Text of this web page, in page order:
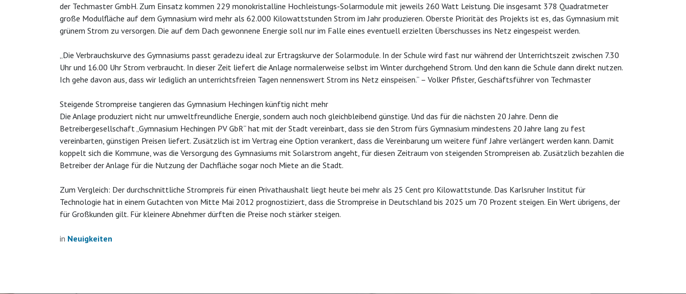
der Techmaster GmbH. Zum Einsatz kommen 229 monokristalline Hochleistungs-Solarmodule mit jeweils 260 Watt Leistung. Die insgesamt 378 Quadratmeter
große Modulfläche auf dem Gymnasium wird mehr als 62.000 Kilowattstunden Strom im Jahr produzieren. Oberste Priorität des Projekts ist es, das Gymnasium mit
grünem Strom zu versorgen. Die auf dem Dach gewonnene Energie soll nur im Falle eines eventuell erzielten Überschusses ins Netz eingespeist werden.
„Die Verbrauchskurve des Gymnasiums passt geradezu ideal zur Ertragskurve der Solarmodule. In der Schule wird fast nur während der Unterrichtszeit zwischen 7.30
Uhr und 16.00 Uhr Strom verbraucht. In dieser Zeit liefert die Anlage normalerweise selbst im Winter durchgehend Strom. Und den kann die Schule dann direkt nutzen.
Ich gehe davon aus, dass wir lediglich an unterrichtsfreien Tagen nennenswert Strom ins Netz einspeisen.“ – Volker Pfister, Geschäftsführer von Techmaster
Steigende Strompreise tangieren das Gymnasium Hechingen künftig nicht mehr
Die Anlage produziert nicht nur umweltfreundliche Energie, sondern auch noch gleichbleibend günstige. Und das für die nächsten 20 Jahre. Denn die
Betreibergesellschaft „Gymnasium Hechingen PV GbR“ hat mit der Stadt vereinbart, dass sie den Strom fürs Gymnasium mindestens 20 Jahre lang zu fest
vereinbarten, günstigen Preisen liefert. Zusätzlich ist im Vertrag eine Option verankert, dass die Vereinbarung um weitere fünf Jahre verlängert werden kann. Damit
koppelt sich die Kommune, was die Versorgung des Gymnasiums mit Solarstrom angeht, für diesen Zeitraum von steigenden Strompreisen ab. Zusätzlich bezahlen die
Betreiber der Anlage für die Nutzung der Dachfläche sogar noch Miete an die Stadt.
Zum Vergleich: Der durchschnittliche Strompreis für einen Privathaushalt liegt heute bei mehr als 25 Cent pro Kilowattstunde. Das Karlsruher Institut für
Technologie hat in einem Gutachten von Mitte Mai 2012 prognostiziert, dass die Strompreise in Deutschland bis 2025 um 70 Prozent steigen. Ein Wert übrigens, der
für Großkunden gilt. Für kleinere Abnehmer dürften die Preise noch stärker steigen.
in Neuigkeiten